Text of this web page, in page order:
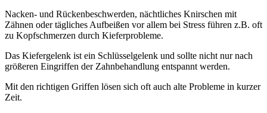
Nacken- und Rückenbeschwerden, nächtliches Knirschen mit
Zähnen oder tägliches Aufbeißen vor allem bei Stress führen z.B. oft
zu Kopfschmerzen durch Kieferprobleme.
Das Kiefergelenk ist ein Schlüsselgelenk und sollte nicht nur nach
größeren Eingriffen der Zahnbehandlung entspannt werden.
Mit den richtigen Griffen lösen sich oft auch alte Probleme in kurzer
Zeit.